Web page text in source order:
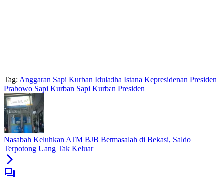
Tag: Anggaran Sapi Kurban Iduladha Istana Kepresidenan Presiden
Prabowo Sapi Kurban Sapi Kurban Presiden
Nasabah Keluhkan ATM BJB Bermasalah di Bekasi, Saldo
Terpotong Uang Tak Keluar